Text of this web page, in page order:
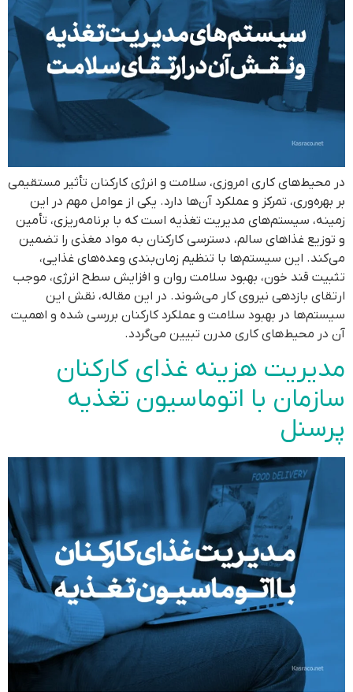
در محیط‌های کاری امروزی، سلامت و انرژی کارکنان تأثیر مستقیمی
بر بهره‌وری، تمرکز و عملکرد آن‌ها دارد. یکی از عوامل مهم در این
زمینه، سیستم‌های مدیریت تغذیه است که با برنامه‌ریزی، تأمین
و توزیع غذاهای سالم، دسترسی کارکنان به مواد مغذی را تضمین
می‌کند. این سیستم‌ها با تنظیم زمان‌بندی وعده‌های غذایی،
تثبیت قند خون، بهبود سلامت روان و افزایش سطح انرژی، موجب
ارتقای بازدهی نیروی کار می‌شوند. در این مقاله، نقش این
سیستم‌ها در بهبود سلامت و عملکرد کارکنان بررسی شده و اهمیت
آن در محیط‌های کاری مدرن تبیین می‌گردد.
مدیریت هزینه غذای کارکنان
سازمان با اتوماسیون تغذیه
پرسنل